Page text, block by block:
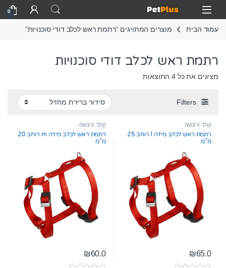
Skip to navigation
Skip to content
Open
0
עמוד הבית מוצרים המתויגים “רתמת ראש לכלב דודי סוכנויות”
רתמת ראש לכלב דודי סוכנויות
מציגים את כל ⁦4⁩ התוצאות
Filters
קולר ורצועה
רתמת ראש לכלב מידה l רוחב 25
מ”מ
₪65.0
קולר ורצועה
רתמת ראש לכלב מידה m רוחב 20
מ”מ
₪60.0